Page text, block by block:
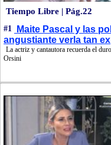
Tiempo Libre | Pág.22
#1
Maite Pascal y las
angustiante verla tan
La actriz y cantautora recuerda el
Orsini